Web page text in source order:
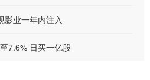
影业一年内注入
7.6% 日买一亿股